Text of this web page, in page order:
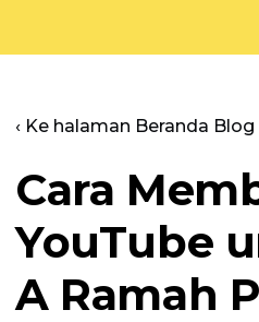
‹ Ke halaman Beranda Blog
Cara
YouTube
A Ramah